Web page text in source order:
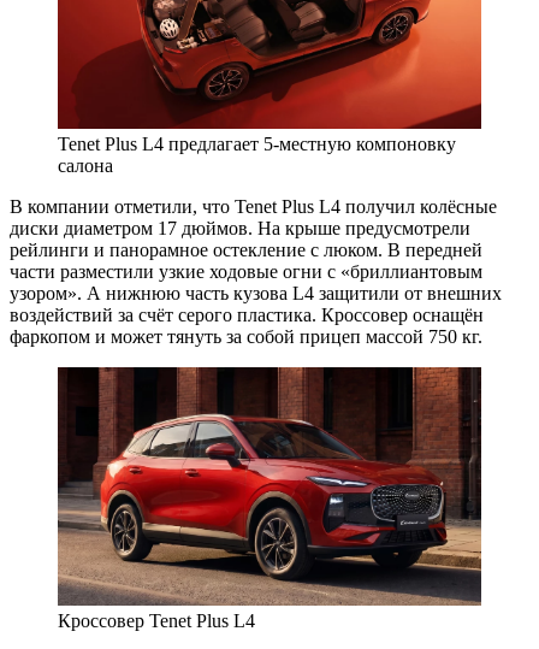
Tenet Plus L4 предлагает 5-местную компоновку
салона
В компании отметили, что Tenet Plus L4 получил колёсные
диски диаметром 17 дюймов. На крыше предусмотрели
рейлинги и панорамное остекление с люком. В передней
части разместили узкие ходовые огни с «бриллиантовым
узором». А нижнюю часть кузова L4 защитили от внешних
воздействий за счёт серого пластика. Кроссовер оснащён
фаркопом и может тянуть за собой прицеп массой 750 кг.
Кроссовер Tenet Plus L4